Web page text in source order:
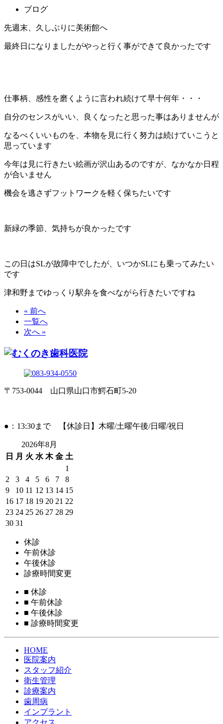
ブログ
先週末、久しぶりに美術館へ
最終日になりましたがやっと行く事ができて良かったです
仕事柄、感性を磨くように言われ続けて早十何年・・・
自分のセンスがいい、良くなったと思った事はありませんが
なるべくいいものを、本物を見に行く努力は続けていこうと
思っています
今年は見に行きたい絵画が沢山あるのですが、なかなか日程
が合いません
機会を逃さずフットワークを軽く保ちたいです
新緑の季節、気持ちが良かったです
この日はSLが故障中でしたが、いつかSLにも乗ってみたい
です
津和野までゆっくり駅弁を食べながら行きたいですね
« 前へ
一覧へ
次へ »
〒753-0044 山口県山口市鰐石町5-20
●：13:30まで 【休診日】木曜/土曜午後/日曜/祝日
2026年8月
日
月 火 水 木 金 土
1
2
3 4 5 6 7
8
9
10 11 12 13 14 15
16 17 18 19 20 21 22
23 24 25 26 27 28 29
30 31
休診
午前休診
午後休診
診療時間変更
■ 休診
■ 午前休診
■ 午後休診
■ 診療時間変更
HOME
医院案内
スタッフ紹介
衛生管理
診療案内
歯周病
インプラント